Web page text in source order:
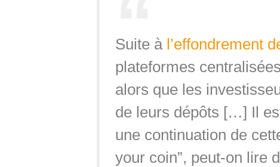
Suite à l’effondrement
plateformes
alors que les
de leurs dépôts […] Il
une continuation de
your coin”, peut-on lire